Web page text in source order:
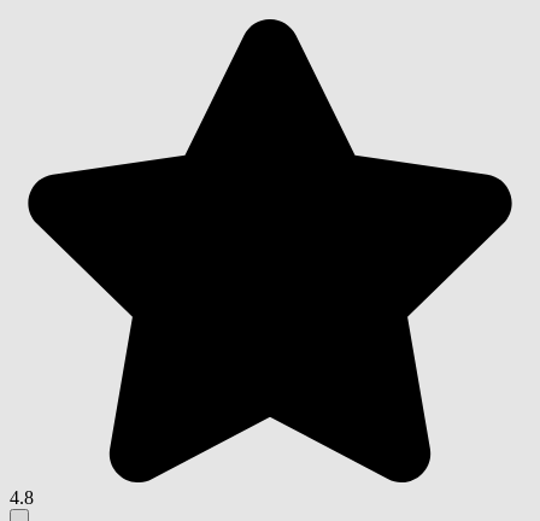
4.8